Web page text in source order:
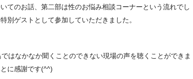
てのお話、 第二部は性のお悩み相談コーナーという流れでし
別ゲストとして参加していただきました。
ではなかなか聞くことのできない現場の声を聴くことができ ま
に感謝です(^^)